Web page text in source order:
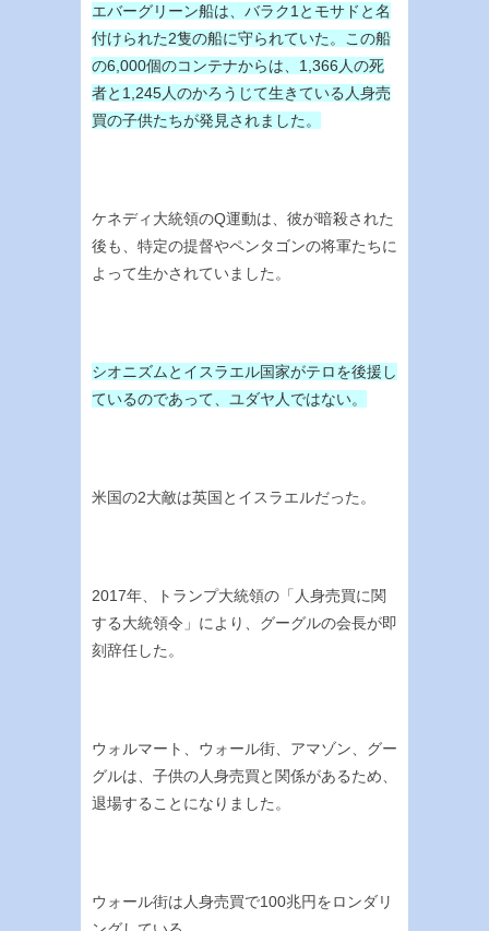
エバーグリーン船は、バラク1とモサドと名
付けられた2隻の船に守られていた。この船
の6,000個のコンテナからは、1,366人の死
者と1,245人のかろうじて生きている人身売
買の子供たちが発見されました。
ケネディ大統領のQ運動は、彼が暗殺された
後も、特定の提督やペンタゴンの将軍たちに
よって生かされていました。
シオニズムとイスラエル国家がテロを後援し
ているのであって、ユダヤ人ではない。
米国の2大敵は英国とイスラエルだった。
2017年、トランプ大統領の「人身売買に関
する大統領令」により、グーグルの会長が即
刻辞任した。
ウォルマート、ウォール街、アマゾン、グー
グルは、子供の人身売買と関係があるため、
退場することになりました。
ウォール街は人身売買で100兆円をロンダリ